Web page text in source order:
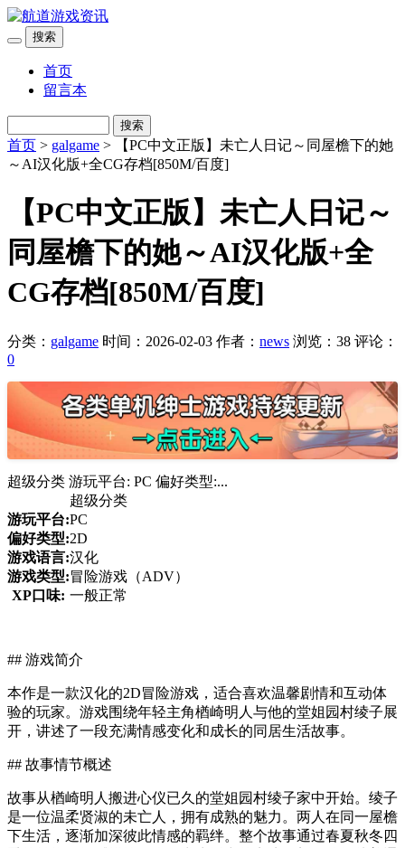
搜索
首页
留言本
搜索
首页 > galgame > 【PC中文正版】未亡人日记～同屋檐下的她
～AI汉化版+全CG存档[850M/百度]
【PC中文正版】未亡人日记～
同屋檐下的她～AI汉化版+全
CG存档[850M/百度]
分类： galgame 时间：2026-02-03 作者： news 浏览：38 评论：
0
超级分类 游玩平台: PC 偏好类型:...
超级分类
游玩平台:PC
偏好类型:2D
游戏语言:汉化
游戏类型:冒险游戏（ADV）
XP口味: 一般正常
## 游戏简介
本作是一款汉化的2D冒险游戏，适合喜欢温馨剧情和互动体
验的玩家。游戏围绕年轻主角楢崎明人与他的堂姐园村绫子展
开，讲述了一段充满情感变化和成长的同居生活故事。
## 故事情节概述
故事从楢崎明人搬进心仪已久的堂姐园村绫子家中开始。绫子
是一位温柔贤淑的未亡人，拥有成熟的魅力。两人在同一屋檐
下生活，逐渐加深彼此情感的羁绊。整个故事通过春夏秋冬四